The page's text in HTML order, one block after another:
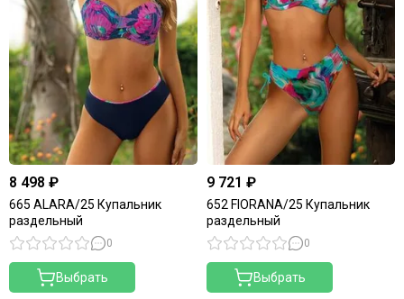
8 498 ₽
665 ALARA/25 Купальник
раздельный
0
Выбрать
9 721 ₽
652 FIORANA/25 Купальник
раздельный
0
Выбрать